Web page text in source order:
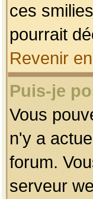
ces
pourrait
Revenir
Puis-je
Vous
n'y a
forum.
serveur